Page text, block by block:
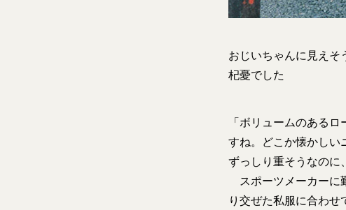
おじいちゃんに見えそ
杞憂でした
「ボリュームのある
すね。どこか懐かしい
ずっしり重そうなのに
スポーツメーカーに
り交ぜた私服に合わせ